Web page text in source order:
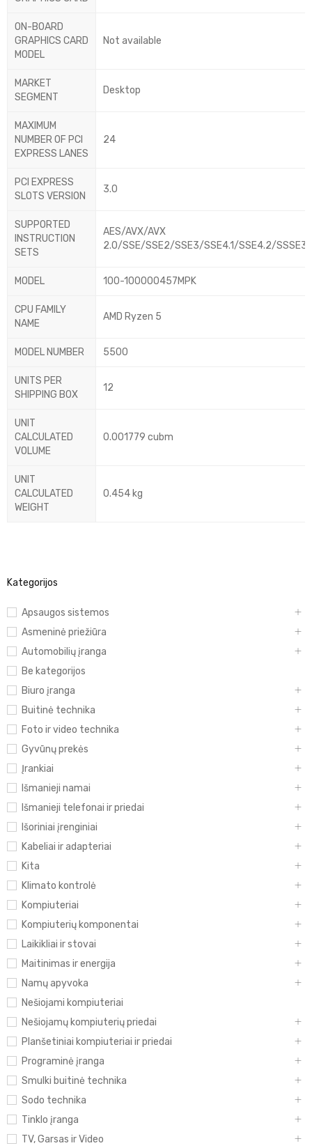
Kategorijos
Apsaugos sistemos
Asmeninė priežiūra
Automobilių įranga
Be kategorijos
Biuro įranga
Buitinė technika
Foto ir video technika
Gyvūnų prekės
Įrankiai
Išmanieji namai
Išmanieji telefonai ir priedai
Išoriniai įrenginiai
Kabeliai ir adapteriai
Kita
Klimato kontrolė
Kompiuteriai
Kompiuterių komponentai
Laikikliai ir stovai
Maitinimas ir energija
Namų apyvoka
Nešiojami kompiuteriai
Nešiojamų kompiuterių priedai
Planšetiniai kompiuteriai ir priedai
Programinė įranga
Smulki buitinė technika
Sodo technika
Tinklo įranga
TV, Garsas ir Video
ON-BOARD
GRAPHICS CARD
MODEL
Not available
MARKET
SEGMENT
Desktop
MAXIMUM
NUMBER OF PCI
EXPRESS LANES
24
PCI EXPRESS
SLOTS VERSION
3.0
SUPPORTED
INSTRUCTION
SETS
AES/AVX/AVX
2.0/SSE/SSE2/SSE3/SSE4.1/SSE4.2/SSSE3
MODEL 100-100000457MPK
CPU FAMILY
NAME
AMD Ryzen 5
MODEL NUMBER 5500
UNITS PER
SHIPPING BOX
12
UNIT
CALCULATED
VOLUME
0.001779 cubm
UNIT
CALCULATED
WEIGHT
0.454 kg